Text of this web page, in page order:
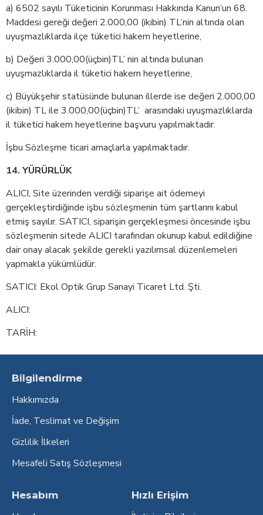
a) 6502 sayılı Tüketicinin Korunması Hakkında Kanun’un 68.
Maddesi gereği değeri 2.000,00 (ikibin) TL’nin altında olan
uyuşmazlıklarda ilçe tüketici hakem heyetlerine,
b) Değeri 3.000,00(üçbin)TL’ nin altında bulunan
uyuşmazlıklarda il tüketici hakem heyetlerine,
c) Büyükşehir statüsünde bulunan illerde ise değeri 2.000,00
(ikibin) TL ile 3.000,00(üçbin)TL’ arasındaki uyuşmazlıklarda
il tüketici hakem heyetlerine başvuru yapılmaktadır.
İşbu Sözleşme ticari amaçlarla yapılmaktadır.
14. YÜRÜRLÜK
ALICI, Site üzerinden verdiği siparişe ait ödemeyi
gerçekleştirdiğinde işbu sözleşmenin tüm şartlarını kabul
etmiş sayılır. SATICI, siparişin gerçekleşmesi öncesinde işbu
sözleşmenin sitede ALICI tarafından okunup kabul edildiğine
dair onay alacak şekilde gerekli yazılımsal düzenlemeleri
yapmakla yükümlüdür.
SATICI: Ekol Optik Grup Sanayi Ticaret Ltd. Şti.
ALICI:
TARİH:
Bilgilendirme
Hakkımızda
İade, Teslimat ve Değişim
Gizlilik İlkeleri
Mesafeli Satış Sözleşmesi
Hesabım Hızlı Erişim